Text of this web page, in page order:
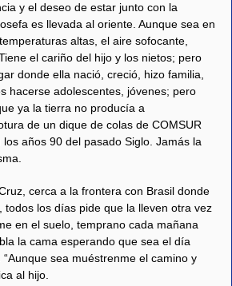
y el deseo de estar junto con la
es llevada al oriente. Aunque sea en
altas, el aire sofocante,
el cariño del hijo y los nietos; pero
donde ella nació, creció, hizo familia,
hacerse adolescentes, jóvenes; pero
ya la tierra no producía a
de un dique de colas de COMSUR
años 90 del pasado Siglo. Jamás la
cerca a la frontera con Brasil donde
todos los días pide que la lleven otra vez
en el suelo, temprano cada mañana
la cama esperando que sea el día
sea muéstrenme el camino y
al hijo.